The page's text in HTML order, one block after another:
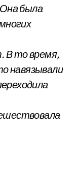
была
В то время,
навязывали